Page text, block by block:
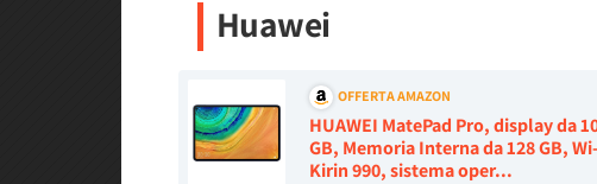
Huawei
OFFERTA AMAZON
HUAWEI MatePad Pro, display da
GB, Memoria Interna da 128 GB,
Kirin 990, sistema oper...